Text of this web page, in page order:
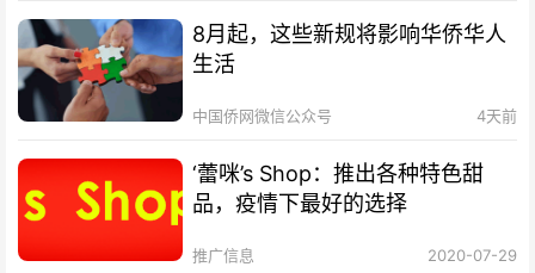
8月起，这些新规将影响华侨华人
生活
中国侨网微信公众号 4天前
‘蕾咪’s Shop：推出各种特色甜
品，疫情下最好的选择
推广信息 2020-07-29